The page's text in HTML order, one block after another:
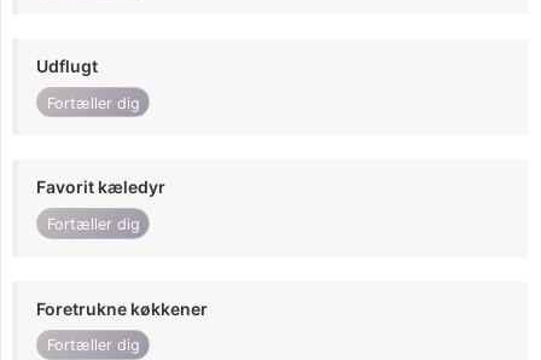
Udflugt
Fortæller dig
Favorit kæledyr
Fortæller dig
Foretrukne køkkener
Fortæller dig